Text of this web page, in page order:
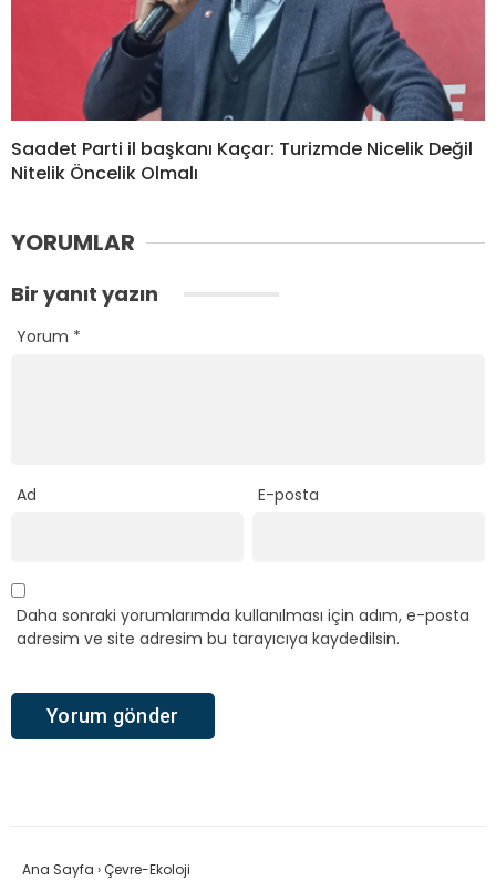
Saadet Parti il başkanı Kaçar: Turizmde Nicelik Değil
Nitelik Öncelik Olmalı
YORUMLAR
Bir yanıt yazın
Yorum *
Ad E-posta
Daha sonraki yorumlarımda kullanılması için adım, e-posta
adresim ve site adresim bu tarayıcıya kaydedilsin.
Ana Sayfa ›Çevre-Ekoloji